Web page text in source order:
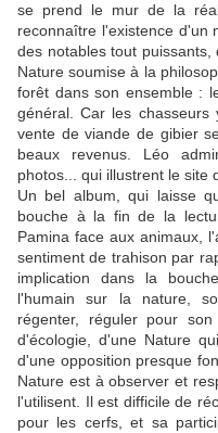
se prend le mur de la
reconnaître l'existence d'un
des notables tout
Nature soumise à la
forêt dans son ensemble :
général. Car les
vente de viande de gibier
beaux revenus. Léo
photos... qui illustrent le site
Un bel album, qui laisse
bouche à la fin de la
Pamina face aux animaux,
sentiment de trahison par
implication dans la
l'humain sur la nature,
régenter, réguler pour
d'écologie, d'une Nature
d'une opposition presque
Nature est à observer et
l'utilisent. Il est difficile de
pour les cerfs, et sa